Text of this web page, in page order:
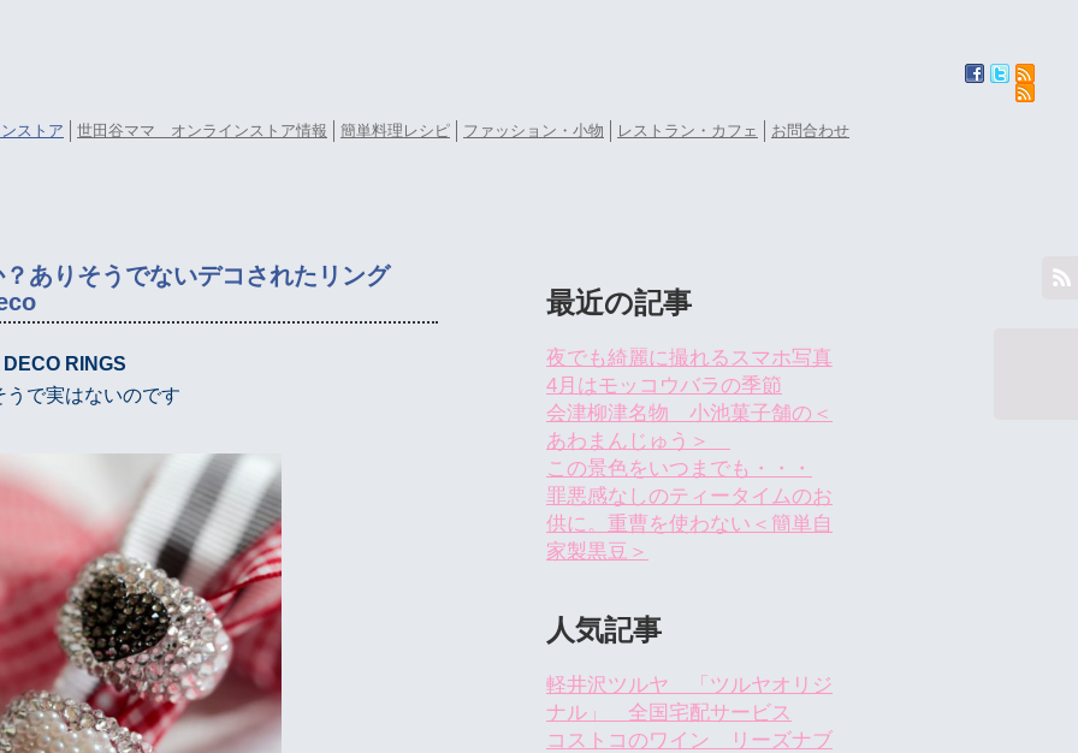
ストア 世田谷ママ オンラインストア情報 簡単料理レシピ ファッション・小物 レストラン・カフェ お問合わせ
ありそうでないデコされたリング
DECO RINGS
うで実はないのです
最近の記事
夜でも綺麗に撮れるスマホ写真
4月はモッコウバラの季節
会津柳津名物 小池菓子舗の＜
あわまんじゅう＞
この景色をいつまでも・・・
罪悪感なしのティータイムのお
供に。重曹を使わない＜簡単自
家製黒豆＞
人気記事
軽井沢ツルヤ 「ツルヤオリジ
ナル」 全国宅配サービス
コストコのワイン リーズナブ